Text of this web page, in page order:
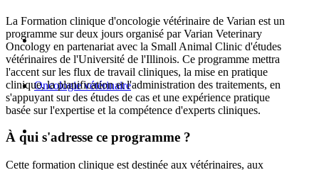
Oncologie vétérinaire
La Formation clinique d'oncologie vétérinaire de Varian est un
programme sur deux jours organisé par Varian Veterinary
Oncology en partenariat avec la Small Animal Clinic d'études
vétérinaires de l'Université de l'Illinois. Ce programme mettra
l'accent sur les flux de travail cliniques, la mise en pratique
clinique, la planification et l'administration des traitements, en
s'appuyant sur des études de cas et une expérience pratique
basée sur l'expertise et la compétence d'experts cliniques.
À qui s'adresse ce programme ?
Cette formation clinique est destinée aux vétérinaires, aux